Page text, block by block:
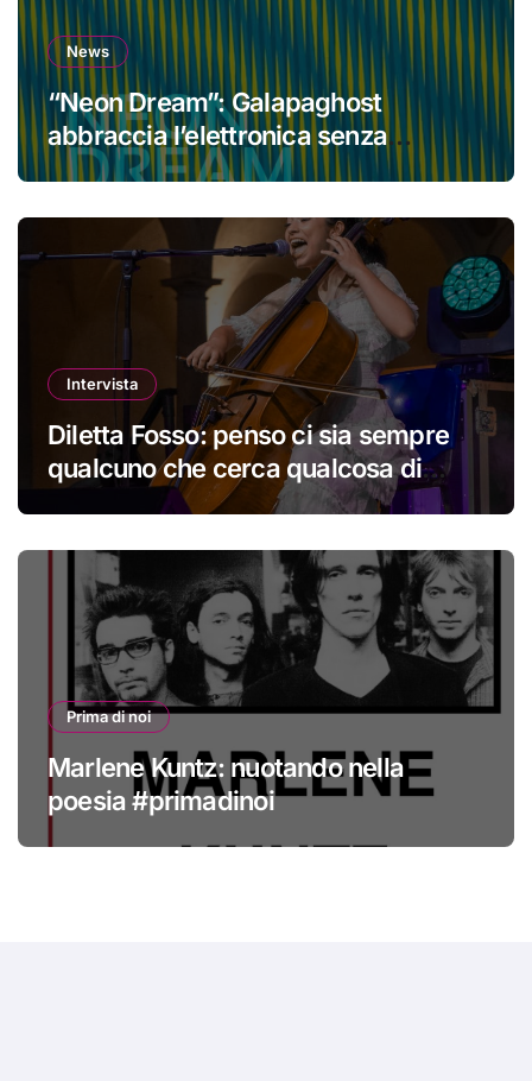
News
“Neon Dream”: Galapaghost
abbraccia l’elettronica senza
perdere la propria identità
Intervista
Diletta Fosso: penso ci sia sempre
qualcuno che cerca qualcosa di
Prima di noi
Marlene Kuntz: nuotando nella
poesia #primadinoi